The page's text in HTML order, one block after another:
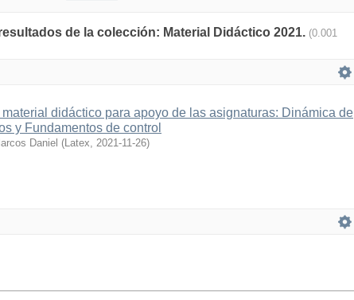
de la colección: Material Didáctico 2021. (0.001
didáctico para apoyo de las asignaturas: Dinámica de
y Fundamentos de control
Daniel (Latex, 2021-11-26)